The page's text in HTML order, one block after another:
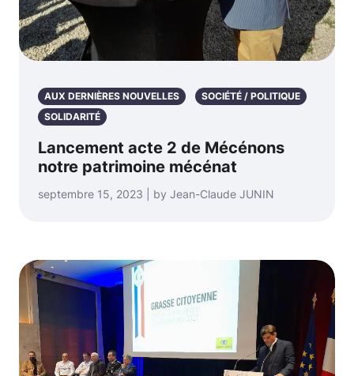
AUX DERNIÈRES NOUVELLES
SOCIÉTÉ / POLITIQUE
SOLIDARITÉ
Lancement acte 2 de Mécénons
notre patrimoine mécénat
septembre 15, 2023 | by Jean-Claude JUNIN